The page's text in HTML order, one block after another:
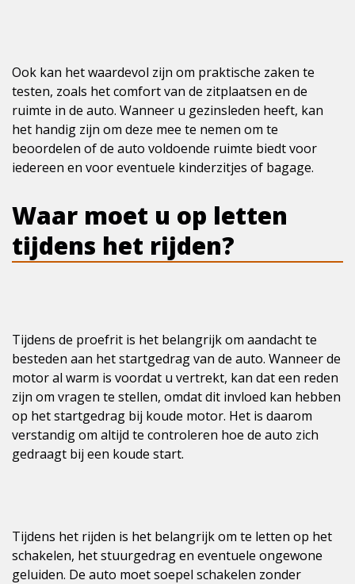
Ook kan het waardevol zijn om praktische zaken te
testen, zoals het comfort van de zitplaatsen en de
ruimte in de auto. Wanneer u gezinsleden heeft, kan
het handig zijn om deze mee te nemen om te
beoordelen of de auto voldoende ruimte biedt voor
iedereen en voor eventuele kinderzitjes of bagage.
Waar moet u op letten
tijdens het rijden?
Tijdens de proefrit is het belangrijk om aandacht te
besteden aan het startgedrag van de auto. Wanneer de
motor al warm is voordat u vertrekt, kan dat een reden
zijn om vragen te stellen, omdat dit invloed kan hebben
op het startgedrag bij koude motor. Het is daarom
verstandig om altijd te controleren hoe de auto zich
gedraagt bij een koude start.
Tijdens het rijden is het belangrijk om te letten op het
schakelen, het stuurgedrag en eventuele ongewone
geluiden. De auto moet soepel schakelen zonder